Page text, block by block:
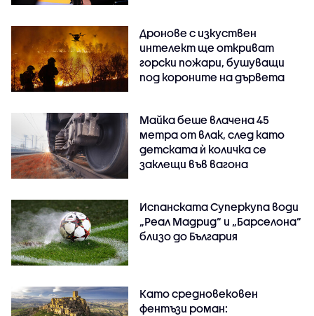
Дронове с изкуствен
интелект ще откриват
горски пожари, бушуващи
под короните на дървета
Майка беше влачена 45
метра от влак, след като
детската ѝ количка се
заклещи във вагона
Испанската Суперкупа води
„Реал Мадрид“ и „Барселона“
близо до България
Като средновековен
фентъзи роман: